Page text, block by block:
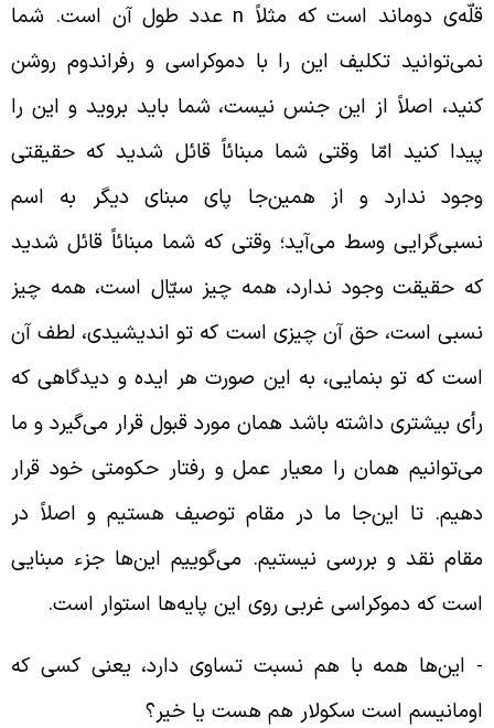
دوماند است که مثلاًn عدد طول آن است. شما
تکلیف این را با دموکراسی و رفراندوم روشن
اصلاً از این جنس نیست، شما باید بروید و این را
کنید امّا وقتی شما مبنائاً قائل شدید که حقیقتی
ندارد و از همین‌جا پای مبنای دیگر به اسم
وسط می‌آید؛ وقتی که شما مبنائاً قائل شدید
حقیقت وجود ندارد، همه چیز سیّال است، همه چیز
است، حق آن چیزی است که تو اندیشیدی، لطف آن
که تو بنمایی، به این صورت هر ایده و دیدگاهی که
بیشتری داشته باشد همان مورد قبول قرار می‌گیرد و ما
همان را معیار عمل و رفتار حکومتی خود قرار
تا این‌جا ما در مقام توصیف هستیم و اصلاً در
نقد و بررسی نیستیم. می‌گوییم این‌ها جزء مبنایی
که دموکراسی غربی روی این پایه‌ها استوار است.
این‌ها همه با هم نسبت تساوی دارد، یعنی کسی که
است سکولار هم هست یا خیر؟